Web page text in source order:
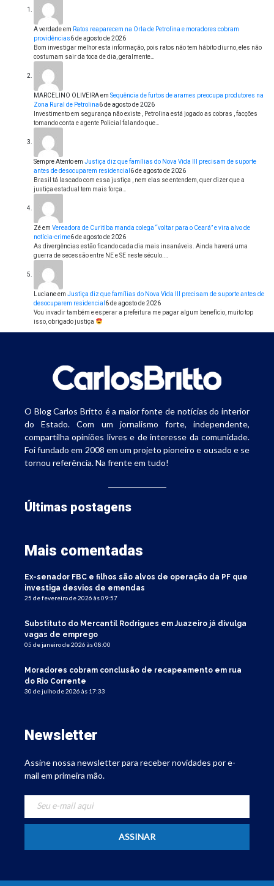
A verdadeem Ratos reaparecem na Orla de Petrolina e moradores cobram
providências6 de agosto de 2026
Bom investigar melhor esta informação, pois ratos não tem hábito diurno, eles não
costumam sair da toca de dia, geralmente…
MARCELINO OLIVEIRAem Sequência de furtos de arames preocupa produtores na
Zona Rural de Petrolina6 de agosto de 2026
Investimento em segurança não existe , Petrolina está jogado as cobras , facções
tomando conta e agente Policial falando que…
Sempre Atentoem Justiça diz que famílias do Nova Vida III precisam de suporte
antes de desocuparem residencial 6 de agosto de 2026
Brasil tá lascado com essa justiça , nem elas se entendem, quer dizer que a
justiça estadual tem mais força…
Zéem Vereadora de Curitiba manda colega “voltar para o Ceará” e vira alvo de
notícia-crime6 de agosto de 2026
As divergências estão ficando cada dia mais insanáveis. Ainda haverá uma
guerra de secessão entre NE e SE neste século.…
Lucianeem Justiça diz que famílias do Nova Vida III precisam de suporte antes de
desocuparem residencial 6 de agosto de 2026
Vou invadir também e esperar a prefeitura me pagar algum benefício, muito top
isso, obrigado justiça
O Blog Carlos Britto é a maior fonte de notícias do interior
do Estado. Com um jornalismo forte, independente,
compartilha opiniões livres e de interesse da comunidade.
Foi fundado em 2008 em um projeto pioneiro e ousado e se
tornou referência. Na frente em tudo!
Últimas postagens
Mais comentadas
Ex-senador FBC e filhos são alvos de operação da PF que
investiga desvios de emendas
25 de fevereiro de 2026 às 09:57
Substituto do Mercantil Rodrigues em Juazeiro já divulga
vagas de emprego
05 de janeiro de 2026 às 08:00
Moradores cobram conclusão de recapeamento em rua
do Rio Corrente
30 de julho de 2026 às 17:33
Newsletter
Assine nossa newsletter para receber novidades por e-
mail em primeira mão.